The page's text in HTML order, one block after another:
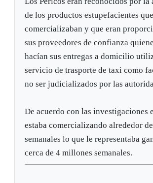
de los productos estupefacientes que
comercializaban y que eran
sus proveedores de confianza
hacían sus entregas a domicilio
servicio de trasporte de taxi como
no ser judicializados por las
De acuerdo con las investigaciones
estaba comercializando alrededor
semanales lo que le representaba
cerca de 4 millones semanales.